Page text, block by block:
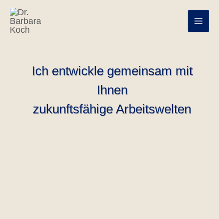
Zum
Inhalt
springen
Ich entwickle gemeinsam mit
Ihnen
zukunftsfähige Arbeitswelten